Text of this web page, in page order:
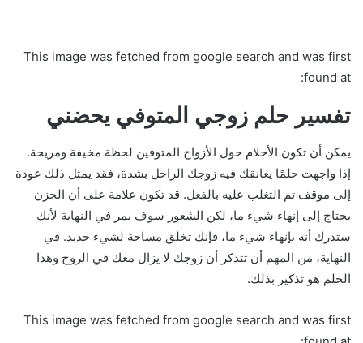
This image was fetched from google search and was first
found at:
تفسير حلم زوجي المتوفي يحضني
يمكن أن تكون الأحلام حول الأزواج المتوفين لحظة مخيفة ومريحة.
إذا واجهت حلمًا يعانقك فيه زوجك الراحل بشدة، فقد يمثل ذلك عودة
إلى موقف تم التغلب عليه بالفعل. قد تكون علامة على أن الحزن
يحتاج إلى إنهاء شيء ما، لكن الشعور سوف يمر في النهاية لأنك
ستدرك أنه بإنهاء شيء ما، فإنك تخلق مساحة لشيء جديد. في
النهاية، من المهم أن تتذكر أن زوجك لا يزال معك في الروح وهذا
الحلم هو تذكير بذلك.
This image was fetched from google search and was first